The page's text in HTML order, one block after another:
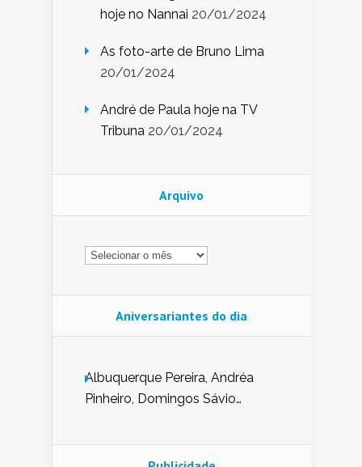
hoje no Nannai 20/01/2024
As foto-arte de Bruno Lima
20/01/2024
André de Paula hoje na TV
Tribuna 20/01/2024
Arquivo
Arquivo
Aniversariantes do dia
Albuquerque Pereira, Andréa
Pinheiro, Domingos Sávio
Nunes de Sena, Fátima Peixoto,